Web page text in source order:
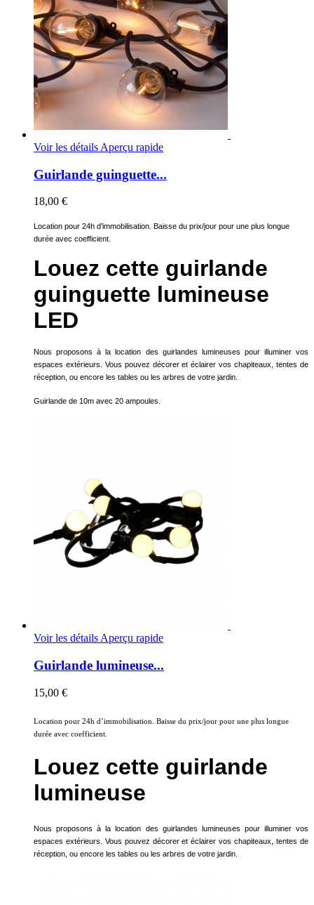
Voir les détails Aperçu rapide
Guirlande guinguette...
18,00 €
Location pour 24h d’immobilisation. Baisse du prix/jour pour une plus longue
durée avec coefficient.
Louez cette guirlande
guinguette lumineuse
LED
Nous proposons à la location des guirlandes lumineuses pour illuminer vos
espaces extérieurs. Vous pouvez décorer et éclairer vos chapiteaux, tentes de
réception, ou encore les tables ou les arbres de votre jardin.
Guirlande de 10m avec 20 ampoules.
Voir les détailsAperçu rapide
Guirlande lumineuse...
15,00 €
Location pour 24h d’immobilisation. Baisse du prix/jour pour une plus longue
durée avec coefficient.
Louez cette guirlande
lumineuse
Nous proposons à la location des guirlandes lumineuses pour illuminer vos
espaces extérieurs. Vous pouvez décorer et éclairer vos chapiteaux, tentes de
réception, ou encore les tables ou les arbres de votre jardin.